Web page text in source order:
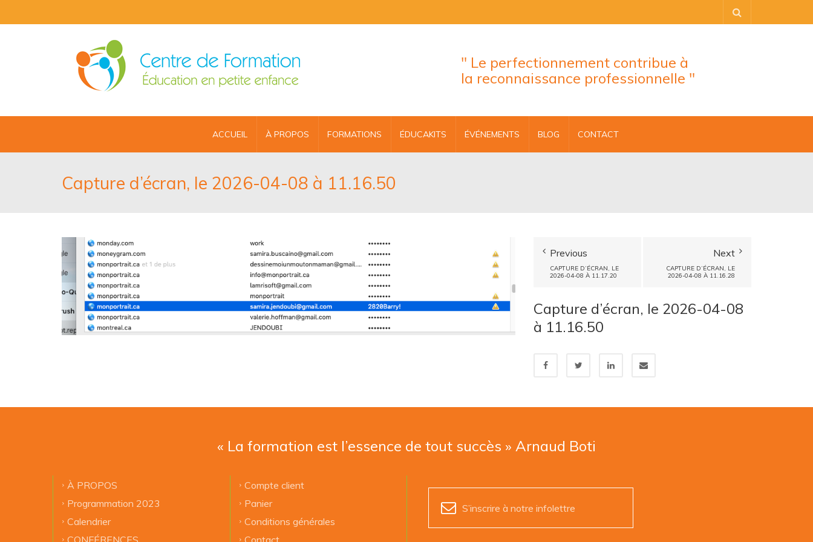
" Le perfectionnement contribue à
la reconnaissance professionnelle "
ACCUEIL À PROPOS FORMATIONS ÉDUCAKITS ÉVÉNEMENTS BLOG CONTACT
Capture d’écran, le 2026-04-08 à 11.16.50
Previous
CAPTURE D’ÉCRAN, LE
2026-04-08 À 11.17.20
Next
CAPTURE D’ÉCRAN, LE
2026-04-08 À 11.16.28
Capture d’écran, le 2026-04-08
à 11.16.50
« La formation est l’essence de tout succès » Arnaud Boti
À PROPOS
Programmation 2023
Calendrier
CONFÉRENCES
Compte client
Panier
Conditions générales
Contact
S’inscrire à notre infolettre